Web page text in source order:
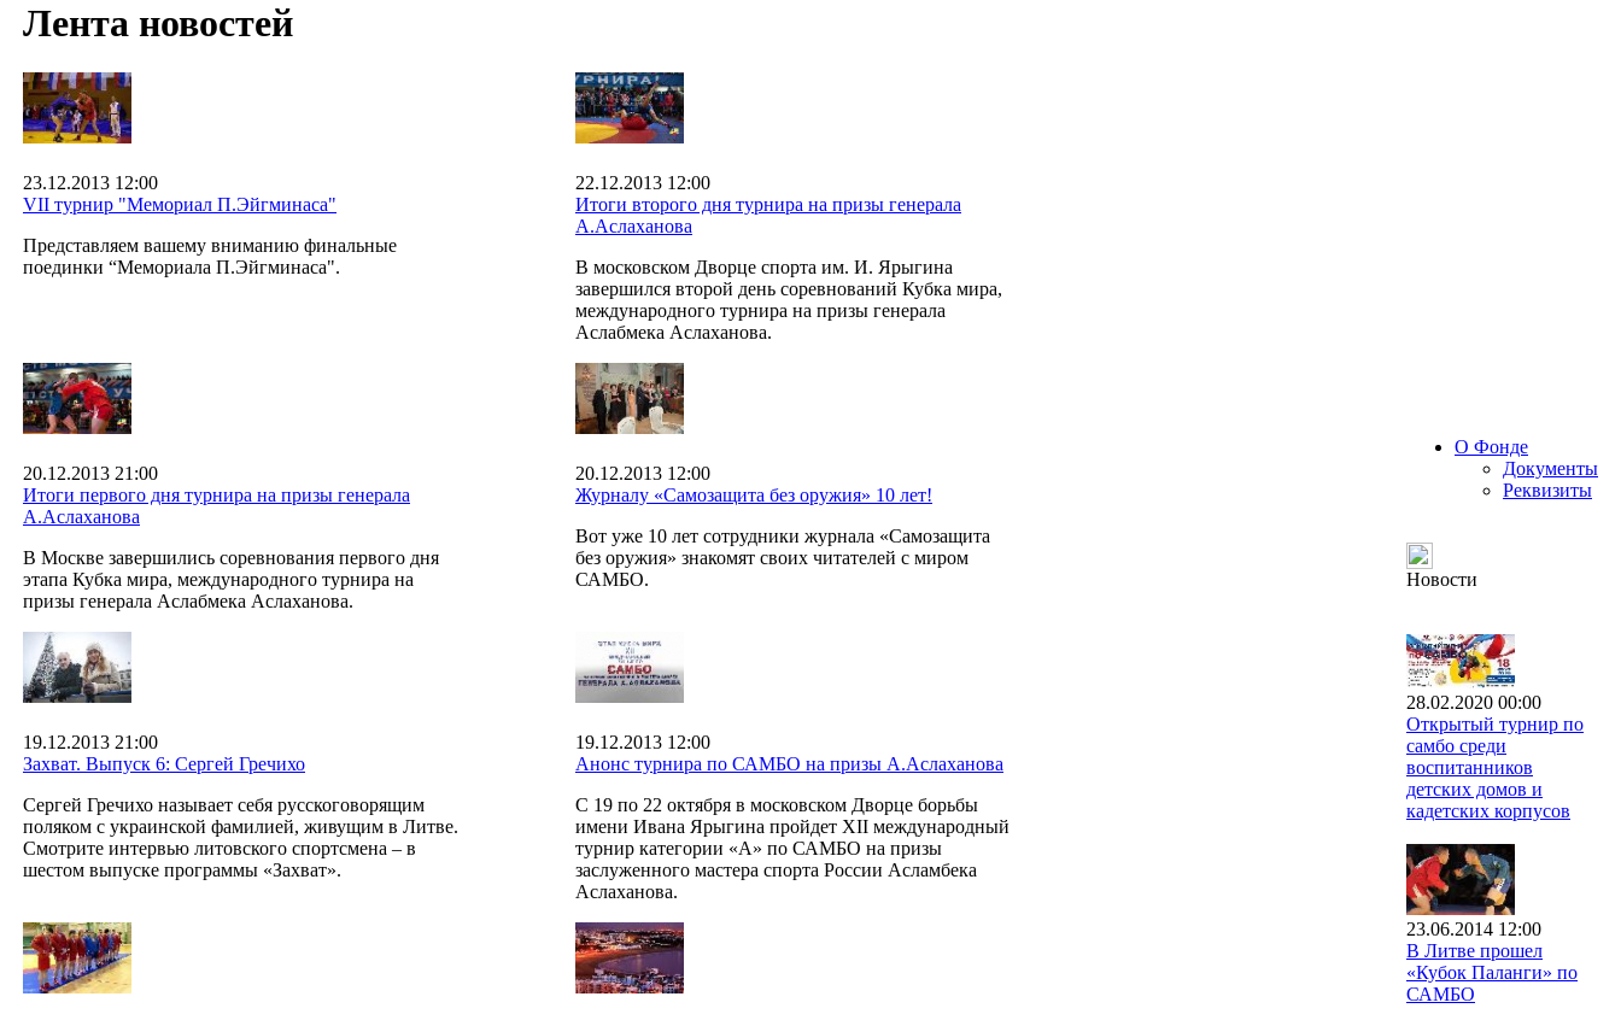
Лента новостей
23.12.2013 12:00
VII турнир "Мемориал П.Эйгминаса"
Представляем вашему вниманию финальные
поединки “Мемориала П.Эйгминаса".
22.12.2013 12:00
Итоги второго дня турнира на призы генерала
А.Аслаханова
В московском Дворце спорта им. И. Ярыгина
завершился второй день соревнований Кубка мира,
международного турнира на призы генерала
Аслабмека Аслаханова.
20.12.2013 21:00
Итоги первого дня турнира на призы генерала
А.Аслаханова
В Москве завершились соревнования первого дня
этапа Кубка мира, международного турнира на
призы генерала Аслабмека Аслаханова.
20.12.2013 12:00
Журналу «Самозащита без оружия» 10 лет!
Вот уже 10 лет сотрудники журнала «Самозащита
без оружия» знакомят своих читателей с миром
САМБО.
19.12.2013 21:00
Захват. Выпуск 6: Сергей Гречихо
Сергей Гречихо называет себя русскоговорящим
поляком с украинской фамилией, живущим в Литве.
Смотрите интервью литовского спортсмена – в
шестом выпуске программы «Захват».
19.12.2013 12:00
Анонс турнира по САМБО на призы А.Аслаханова
С 19 по 22 октября в московском Дворце борьбы
имени Ивана Ярыгина пройдет XII международный
турнир категории «А» по САМБО на призы
заслуженного мастера спорта России Асламбека
Аслаханова.
О Фонде
Документы
Реквизиты
Новости
28.02.2020 00:00
Открытый турнир по
самбо среди
воспитанников
детских домов и
кадетских корпусов
23.06.2014 12:00
В Литве прошел
«Кубок Паланги» по
САМБО